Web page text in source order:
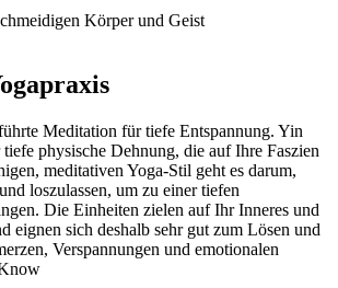
Körper und Geist
Meditation für tiefe Entspannung. Yin
physische Dehnung, die auf Ihre Faszien
meditativen Yoga-Stil geht es darum,
loszulassen, um zu einer tiefen
Die Einheiten zielen auf Ihr Inneres und
eignen sich deshalb sehr gut zum Lösen und
Verspannungen und emotionalen